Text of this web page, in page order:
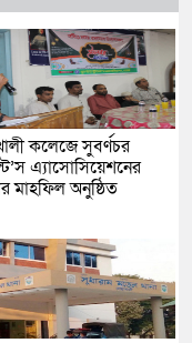
কলেজে সুবর্ণচর
এ্যাসোসিয়েশনের
মাহফিল অনুষ্ঠিত